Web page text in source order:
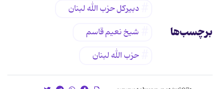
برچسب‌ها
دبیرکل حزب الله لبنان
شیخ نعیم قاسم
حزب الله لبنان